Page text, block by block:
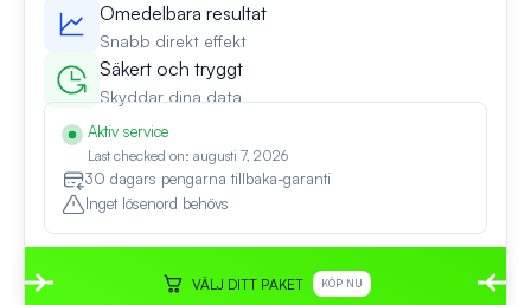
Omedelbara resultat
Snabb direkt effekt
Säkert och tryggt
Skyddar dina data
Aktiv service
Last checked on: augusti 7, 2026
30 dagars pengarna tillbaka-garanti
Inget lösenord behövs
VÄLJ DITT PAKET KÖP NU